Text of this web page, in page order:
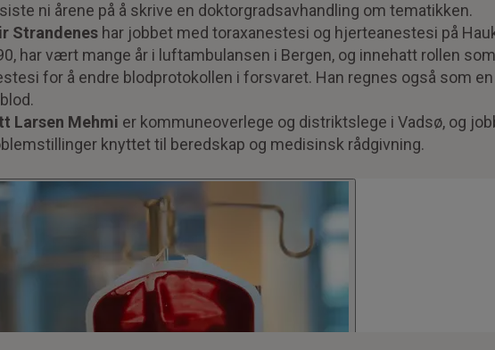
ni årene på å skrive en doktorgradsavhandling om tematikken.
Strandenes har jobbet med toraxanestesi og hjerteanestesi på
har vært mange år i luftambulansen i Bergen, og innehatt rollen
for å endre blodprotokollen i forsvaret. Han regnes også som
Larsen Mehmi er kommuneoverlege og distriktslege i Vadsø, og
knyttet til beredskap og medisinsk rådgivning.